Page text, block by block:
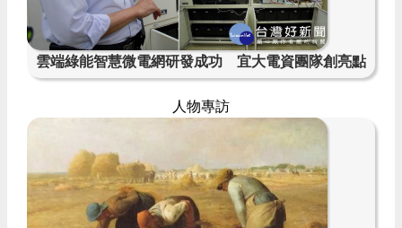
雲端綠能智慧微電網研發成功 宜大電資團隊創亮點
人物專訪